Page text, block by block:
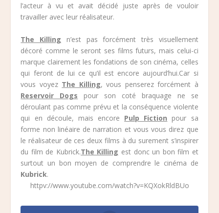
l’acteur à vu et avait décidé juste après de vouloir
travailler avec leur réalisateur.
The Killing n’est pas forcément très visuellement
décoré comme le seront ses films futurs, mais celui-ci
marque clairement les fondations de son cinéma, celles
qui feront de lui ce qu’il est encore aujourd’hui.Car si
vous voyez The Killing, vous penserez forcément à
Reservoir Dogs pour son coté braquage ne se
déroulant pas comme prévu et la conséquence violente
qui en découle, mais encore Pulp Fiction pour sa
forme non linéaire de narration et vous vous direz que
le réalisateur de ces deux films à du surement s’inspirer
du film de Kubrick.The Killing est donc un bon film et
surtout un bon moyen de comprendre le cinéma de
Kubrick.
httpv://www.youtube.com/watch?v=KQXokRldBUo